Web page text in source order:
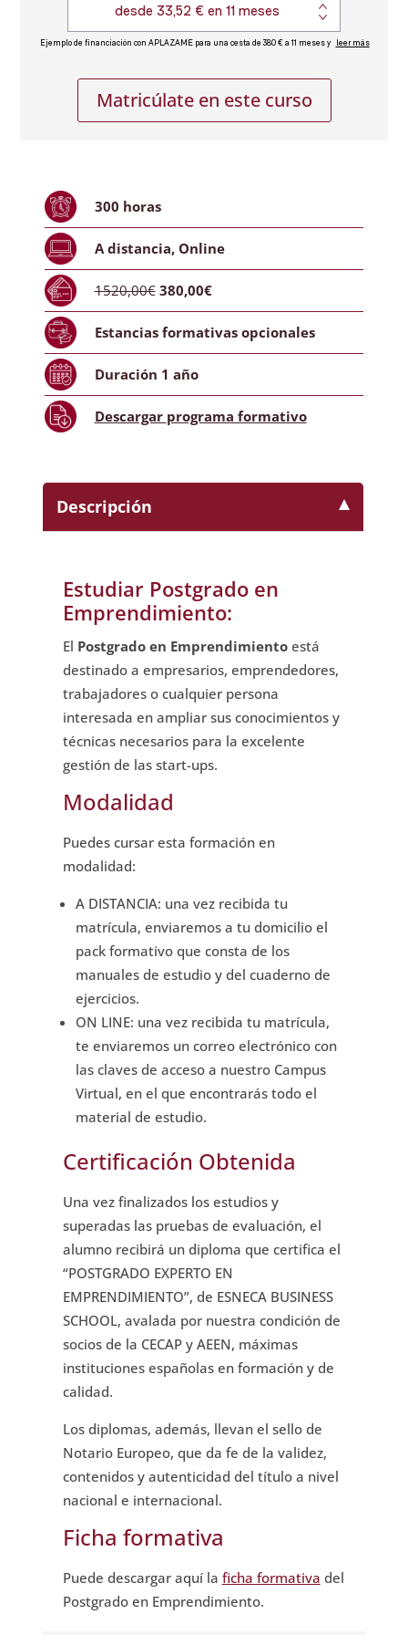
Postgrado
Experto
Matricúlate en este curso
300 horas
A distancia,Online
1520,00€ 380,00€
Estancias formativasopcionales
Duración 1 año
Descargar programa formativo
Descripción
Estudiar Postgrado en
Emprendimiento:
El Postgrado en Emprendimientoestá
destinado a empresarios, emprendedores,
trabajadores o cualquier persona
interesada en ampliar sus conocimientos y
técnicas necesarios para la excelente
gestión de las start-ups.
Modalidad
Puedes cursar esta formación en
modalidad:
A DISTANCIA: una vez recibida tu
matrícula, enviaremos a tu domicilio el
pack formativo que consta de los
manuales de estudio y del cuaderno de
ejercicios.
ON LINE: una vez recibida tu matrícula,
te enviaremos un correo electrónico con
las claves de acceso a nuestro Campus
Virtual, en el que encontrarás todo el
material de estudio.
Certificación Obtenida
Una vez finalizados los estudios y
superadas las pruebas de evaluación, el
alumno recibirá un diploma que certifica el
“POSTGRADO EXPERTO EN
EMPRENDIMIENTO”, de ESNECA BUSINESS
SCHOOL, avalada por nuestra condición de
socios de la CECAP y AEEN, máximas
instituciones españolas en formación y de
calidad.
Los diplomas, además, llevan el sello de
Notario Europeo, que da fe de la validez,
contenidos y autenticidad del título a nivel
nacional e internacional.
Ficha formativa
Puede descargar aquí la ficha formativa del
Postgrado en Emprendimiento.